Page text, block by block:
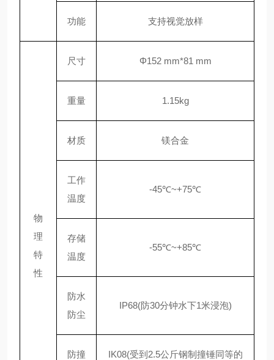
功能 支持视觉放样
物
理
特
性
尺寸 Φ152 mm*81 mm
重量 1.15kg
材质 镁合金
工作
温度
-45℃~+75℃
存储
温度
-55℃~+85℃
防水
防尘
IP68(防30分钟水下1米浸泡)
防撞
IK08(受到2.5公斤钢制撞锤同等的